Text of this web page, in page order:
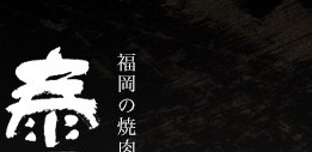
農家直送の厳選黒
める焼肉店
選肉が自慢の福岡市